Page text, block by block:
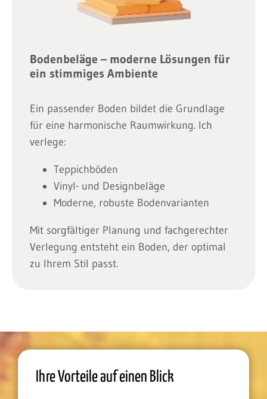
Bodenbeläge – moderne Lösungen für
ein stimmiges Ambiente
Ein passender Boden bildet die Grundlage
für eine harmonische Raumwirkung. Ich
verlege:
Teppichböden
Vinyl- und Designbeläge
Moderne, robuste Bodenvarianten
Mit sorgfältiger Planung und fachgerechter
Verlegung entsteht ein Boden, der optimal
zu Ihrem Stil passt.
Ihre Vorteile auf einen Blick